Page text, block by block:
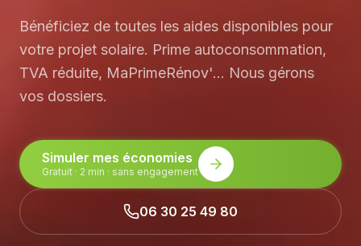
Bénéficiez de toutes les aides disponibles pour
votre projet solaire. Prime autoconsommation,
TVA réduite, MaPrimeRénov'... Nous gérons
vos dossiers.
Simuler mes économies
Gratuit · 2 min · sans engagement
06 30 25 49 80